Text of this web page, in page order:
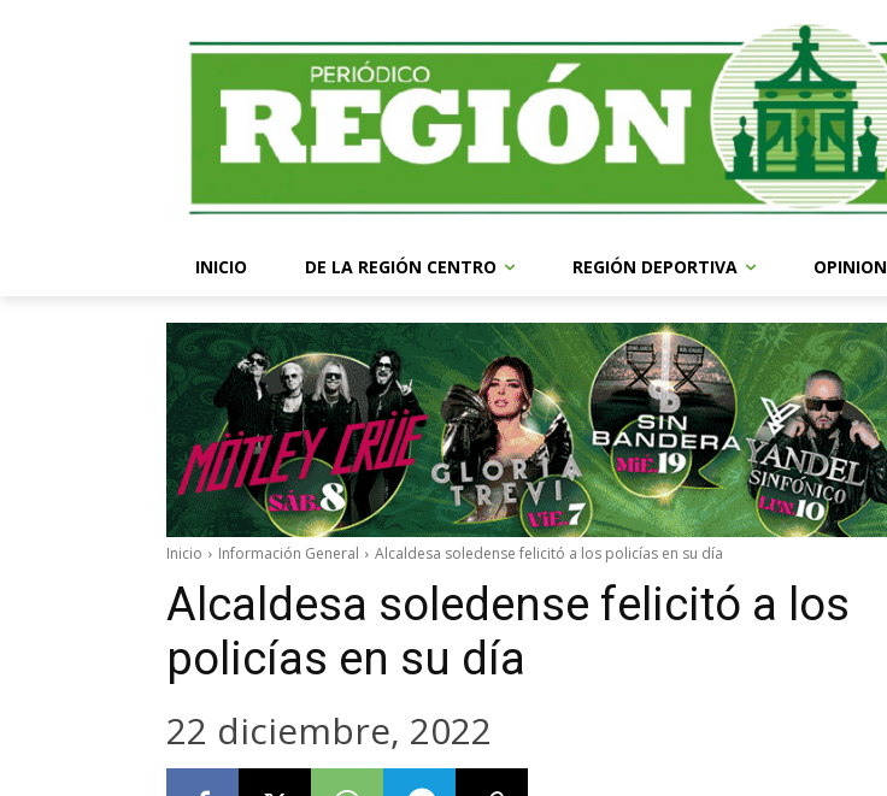
INICIO DE LA REGIÓN CENTRO REGIÓN DEPORTIVA OPINION
Inicio Información General Alcaldesa soledense felicitó a los policías en su día
Alcaldesa soledense felicitó a los
policías en su día
22 diciembre, 2022